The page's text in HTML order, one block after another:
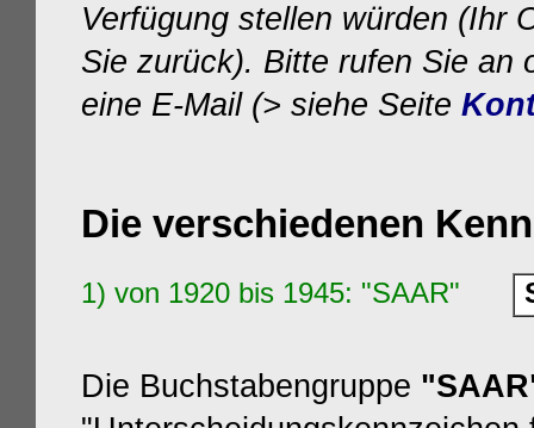
Verfügung stellen würden (Ihr
Sie zurück). Bitte rufen Sie an
eine E-Mail (> siehe Seite
Die verschiedenen
1) von 1920 bis 1945: "SAAR"
Die Buchstabengruppe